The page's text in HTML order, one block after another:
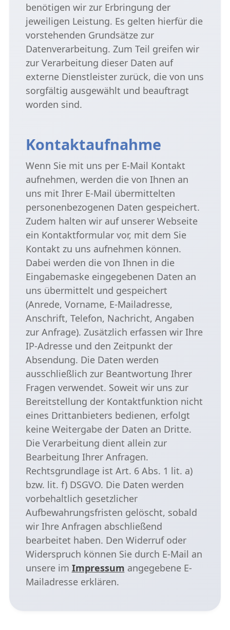
benötigen wir zur Erbringung der
jeweiligen Leistung. Es gelten hierfür die
vorstehenden Grundsätze zur
Datenverarbeitung. Zum Teil greifen wir
zur Verarbeitung dieser Daten auf
externe Dienstleister zurück, die von uns
sorgfältig ausgewählt und beauftragt
worden sind.
Kontaktaufnahme
Wenn Sie mit uns per E-Mail Kontakt
aufnehmen, werden die von Ihnen an
uns mit Ihrer E-Mail übermittelten
personenbezogenen Daten gespeichert.
Zudem halten wir auf unserer Webseite
ein Kontaktformular vor, mit dem Sie
Kontakt zu uns aufnehmen können.
Dabei werden die von Ihnen in die
Eingabemaske eingegebenen Daten an
uns übermittelt und gespeichert
(Anrede, Vorname, E-Mailadresse,
Anschrift, Telefon, Nachricht, Angaben
zur Anfrage). Zusätzlich erfassen wir Ihre
IP-Adresse und den Zeitpunkt der
Absendung. Die Daten werden
ausschließlich zur Beantwortung Ihrer
Fragen verwendet. Soweit wir uns zur
Bereitstellung der Kontaktfunktion nicht
eines Drittanbieters bedienen, erfolgt
keine Weitergabe der Daten an Dritte.
Die Verarbeitung dient allein zur
Bearbeitung Ihrer Anfragen.
Rechtsgrundlage ist Art. 6 Abs. 1 lit. a)
bzw. lit. f) DSGVO. Die Daten werden
vorbehaltlich gesetzlicher
Aufbewahrungsfristen gelöscht, sobald
wir Ihre Anfragen abschließend
bearbeitet haben. Den Widerruf oder
Widerspruch können Sie durch E-Mail an
unsere im Impressum angegebene E-
Mailadresse erklären.